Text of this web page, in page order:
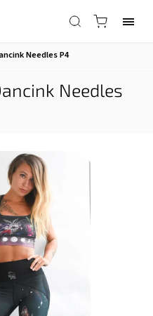
Needles P4
Needles